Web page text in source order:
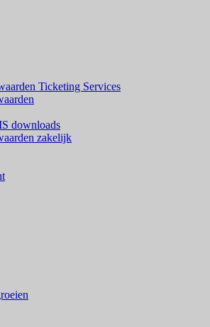
Ticketing Services
downloads
zakelijk